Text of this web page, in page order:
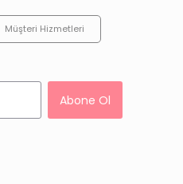
Müşteri Hizmetleri
Abone Ol